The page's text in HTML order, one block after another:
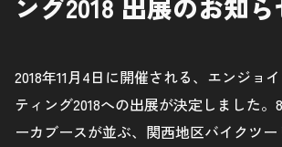
ング2018 出展のお知ら
2018年11月4日に開催される、エンジョ
ティング2018への出展が決定しました。
ーカブースが並ぶ、関西地区バイクツ